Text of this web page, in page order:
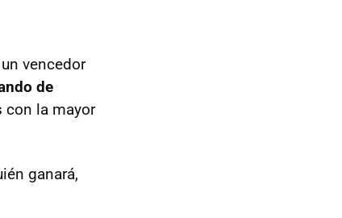
vencedor
de
con la mayor
ganará,